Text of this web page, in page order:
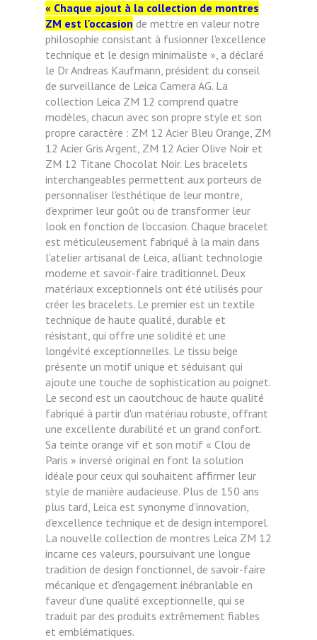
« Chaque ajout à la collection de montres
ZM est l'occasion de mettre en valeur notre
philosophie consistant à fusionner l'excellence
technique et le design minimaliste », a déclaré
le Dr Andreas Kaufmann, président du conseil
de surveillance de Leica Camera AG. La
collection Leica ZM 12 comprend quatre
modèles, chacun avec son propre style et son
propre caractère : ZM 12 Acier Bleu Orange, ZM
12 Acier Gris Argent, ZM 12 Acier Olive Noir et
ZM 12 Titane Chocolat Noir. Les bracelets
interchangeables permettent aux porteurs de
personnaliser l'esthétique de leur montre,
d'exprimer leur goût ou de transformer leur
look en fonction de l'occasion. Chaque bracelet
est méticuleusement fabriqué à la main dans
l'atelier artisanal de Leica, alliant technologie
moderne et savoir-faire traditionnel. Deux
matériaux exceptionnels ont été utilisés pour
créer les bracelets. Le premier est un textile
technique de haute qualité, durable et
résistant, qui offre une solidité et une
longévité exceptionnelles. Le tissu beige
présente un motif unique et séduisant qui
ajoute une touche de sophistication au poignet.
Le second est un caoutchouc de haute qualité
fabriqué à partir d'un matériau robuste, offrant
une excellente durabilité et un grand confort.
Sa teinte orange vif et son motif « Clou de
Paris » inversé original en font la solution
idéale pour ceux qui souhaitent affirmer leur
style de manière audacieuse. Plus de 150 ans
plus tard, Leica est synonyme d'innovation,
d'excellence technique et de design intemporel.
La nouvelle collection de montres Leica ZM 12
incarne ces valeurs, poursuivant une longue
tradition de design fonctionnel, de savoir-faire
mécanique et d'engagement inébranlable en
faveur d'une qualité exceptionnelle, qui se
traduit par des produits extrêmement fiables
et emblématiques.